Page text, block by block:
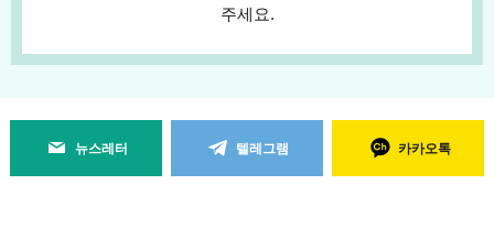
주세요.
뉴스레터 텔레그램 카카오톡